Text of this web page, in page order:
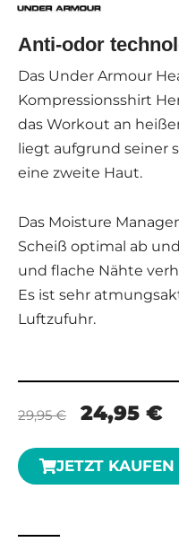
Anti-odor
Das Under Armour
Kompressionsshirt
das Workout an
liegt aufgrund seiner
eine zweite Haut.
Das Moisture
Scheiß optimal ab
und flache Nähte
Es ist sehr
Luftzufuhr.
29,95 € 24,95 €
JETZT KAUFEN